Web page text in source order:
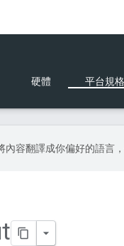
硬體 平台規格
內容翻譯成你偏好的語言